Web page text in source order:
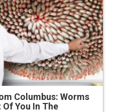
Columbus: Worms
Of You In The